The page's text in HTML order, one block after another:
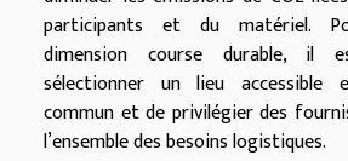
participants et du matériel.
dimension course durable, il
sélectionner un lieu accessible
commun et de privilégier des
l’ensemble des besoins logistiques.